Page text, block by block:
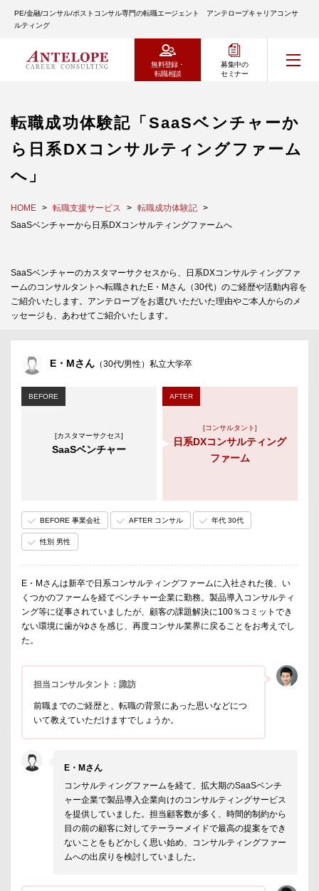
PE/金融/コンサル/ポストコンサル専門の転職エージェント アンテロープキャリアコンサ
ルティング
無料登録・
転職相談
募集中の
セミナー
転職成功体験記「SaaSベンチャーか
ら日系DXコンサルティングファーム
へ」
HOME 転職支援サービス
転職成功体験記
SaaSベンチャーから日系DXコンサルティングファームへ
SaaSベンチャーのカスタマーサクセスから、日系DXコンサルティングファ
ームのコンサルタントへ転職されたE・Mさん（30代）のご経歴や活動内容を
ご紹介いたします。アンテロープをお選びいただいた理由やご本人からのメ
ッセージも、あわせてご紹介いたします。
E・Mさん （30代/男性）私立大学卒
BEFORE
[カスタマーサクセス]
SaaSベンチャー
AFTER
[コンサルタント]
日系DXコンサルティング
ファーム
BEFORE 事業会社 AFTER コンサル 年代 30代
性別 男性
E・Mさんは新卒で日系コンサルティングファームに入社された後、い
くつかのファームを経てベンチャー企業に勤務。製品導入コンサルティ
ング等に従事されていましたが、顧客の課題解決に100％コミットでき
ない環境に歯がゆさを感じ、再度コンサル業界に戻ることをお考えでし
た。
担当コンサルタント：諏訪
前職までのご経歴と、転職の背景にあった思いなどにつ
いて教えていただけますでしょうか。
E・Mさん
コンサルティングファームを経て、拡大期のSaaSベンチ
ャー企業で製品導入企業向けのコンサルティングサービス
を提供していました。担当顧客数が多く、時間的制約から
目の前の顧客に対してテーラーメイドで最高の提案をでき
ないことをもどかしく思い始め、コンサルティングファー
ムへの出戻りを検討していました。